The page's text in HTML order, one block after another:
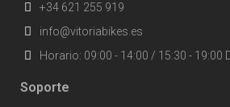
+34 621 255 919
info@vitoriabikes.es
Horario: 09:00 - 14:00 / 15:30 - 19:00
Soporte